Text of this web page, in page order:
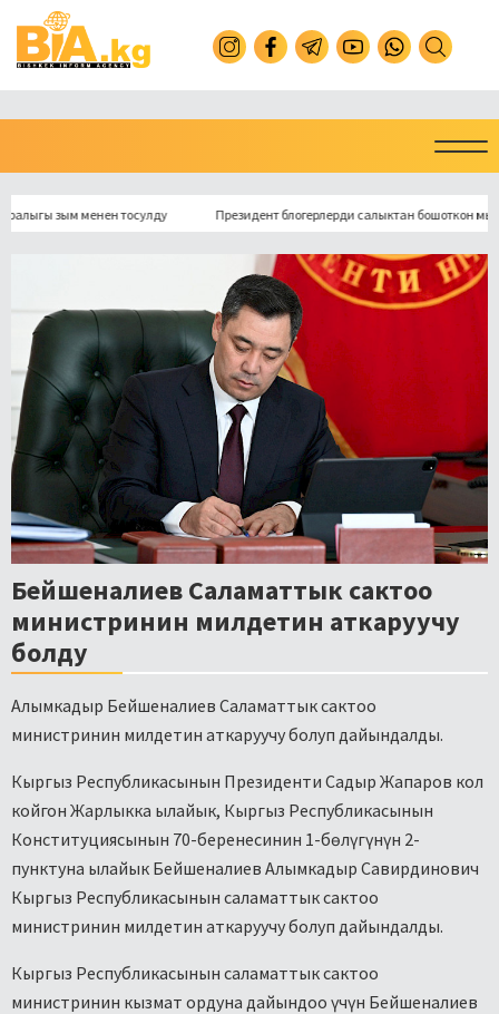
зым менен тосулду Президент блогерлерди салыктан бошоткон
Бейшеналиев Саламаттык сактоо
министринин милдетин аткаруучу
болду
Алымкадыр Бейшеналиев Саламаттык сактоо
министринин милдетин аткаруучу болуп дайындалды.
Кыргыз Республикасынын Президенти Садыр Жапаров кол
койгон Жарлыкка ылайык, Кыргыз Республикасынын
Конституциясынын 70-беренесинин 1-бөлүгүнүн 2-
пунктуна ылайык Бейшеналиев Алымкадыр Савирдинович
Кыргыз Республикасынын саламаттык сактоо
министринин милдетин аткаруучу болуп дайындалды.
Кыргыз Республикасынын саламаттык сактоо
министринин кызмат ордуна дайындоо үчүн Бейшеналиев